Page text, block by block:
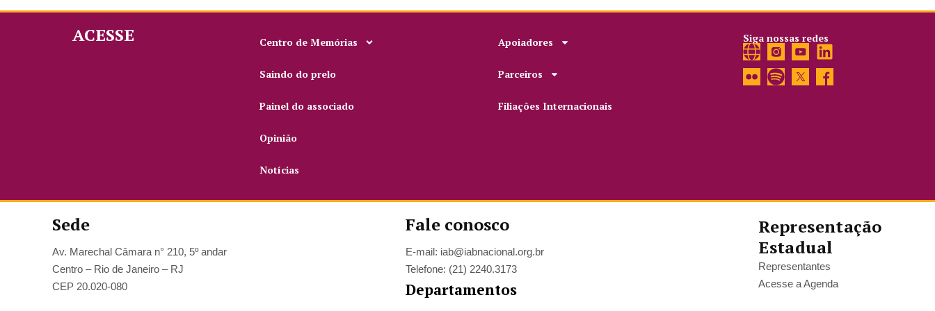
ACESSE Centro de Memórias
Saindo do prelo
Painel do associado
Opinião
Notícias
Apoiadores
Parceiros
Filiações Internacionais
Siga nossas redes
Sede
Av. Marechal Câmara n° 210, 5º andar
Centro – Rio de Janeiro – RJ
CEP 20.020-080
Fale conosco
E-mail: iab@iabnacional.org.br
Telefone: (21) 2240.3173
Departamentos
Representação
Estadual
Representantes
Acesse a Agenda